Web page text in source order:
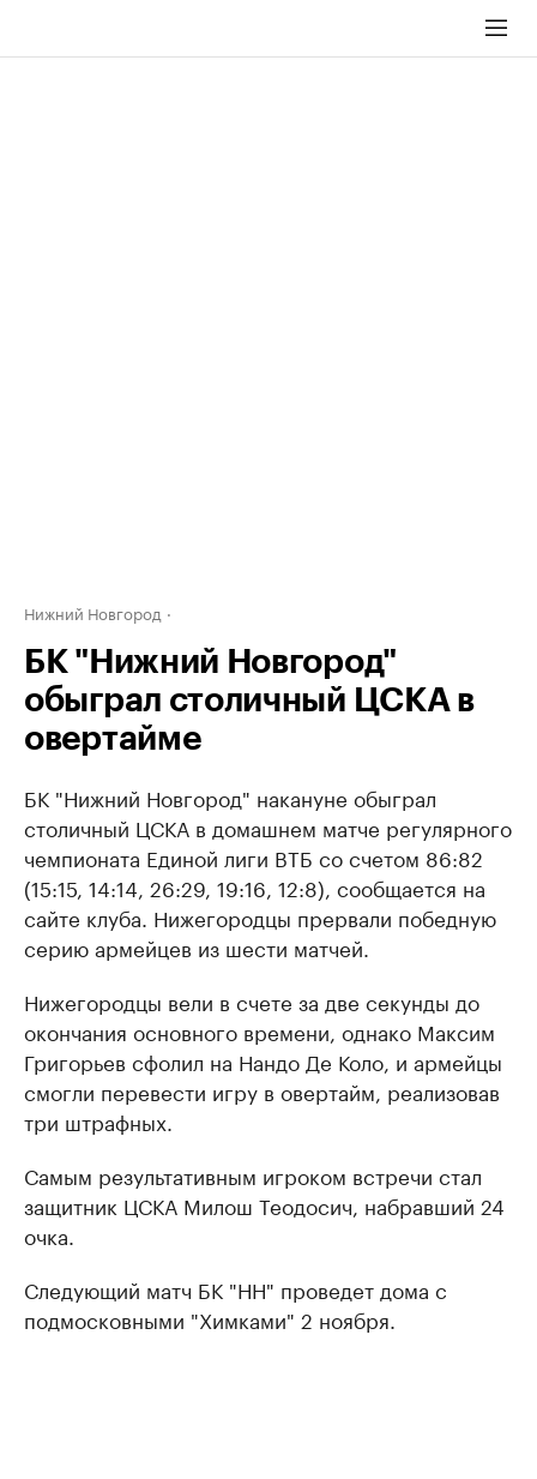
Нижний Новгород
БК "Нижний Новгород"
обыграл столичный ЦСКА в
овертайме
БК "Нижний Новгород" накануне обыграл
столичный ЦСКА в домашнем матче регулярного
чемпионата Единой лиги ВТБ со счетом 86:82
(15:15, 14:14, 26:29, 19:16, 12:8), сообщается на
сайте клуба. Нижегородцы прервали победную
серию армейцев из шести матчей.
Нижегородцы вели в счете за две секунды до
окончания основного времени, однако Максим
Григорьев сфолил на Нандо Де Коло, и армейцы
смогли перевести игру в овертайм, реализовав
три штрафных.
Самым результативным игроком встречи стал
защитник ЦСКА Милош Теодосич, набравший 24
очка.
Следующий матч БК "НН" проведет дома с
подмосковными "Химками" 2 ноября.